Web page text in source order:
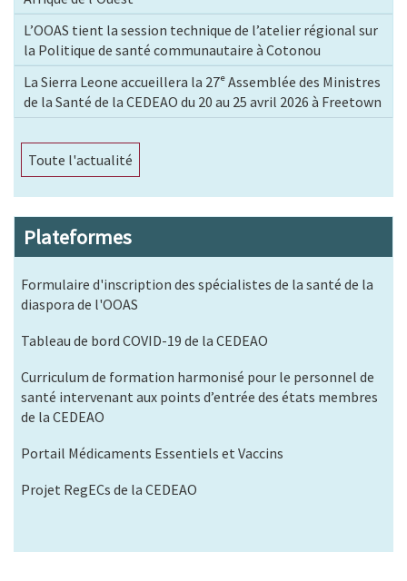
L’OOAS tient la session technique de l’atelier régional sur
la Politique de santé communautaire à Cotonou
La Sierra Leone accueillera la 27ᵉ Assemblée des Ministres
de la Santé de la CEDEAO du 20 au 25 avril 2026 à Freetown
Toute l'actualité
Plateformes
Formulaire d'inscription des spécialistes de la santé de la
diaspora de l'OOAS
Tableau de bord COVID-19 de la CEDEAO
Curriculum de formation harmonisé pour le personnel de
santé intervenant aux points d’entrée des états membres
de la CEDEAO
Portail Médicaments Essentiels et Vaccins
Projet RegECs de la CEDEAO